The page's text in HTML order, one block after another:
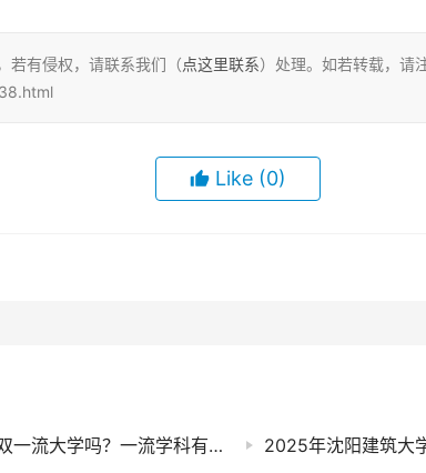
若有侵权，请联系我们（点这里联系）处理。如若转载，请
Like (0)
常州工程职业技术学院是双一流大学吗？一流学科有哪些及历年分数线位次 2025年沈阳建筑大